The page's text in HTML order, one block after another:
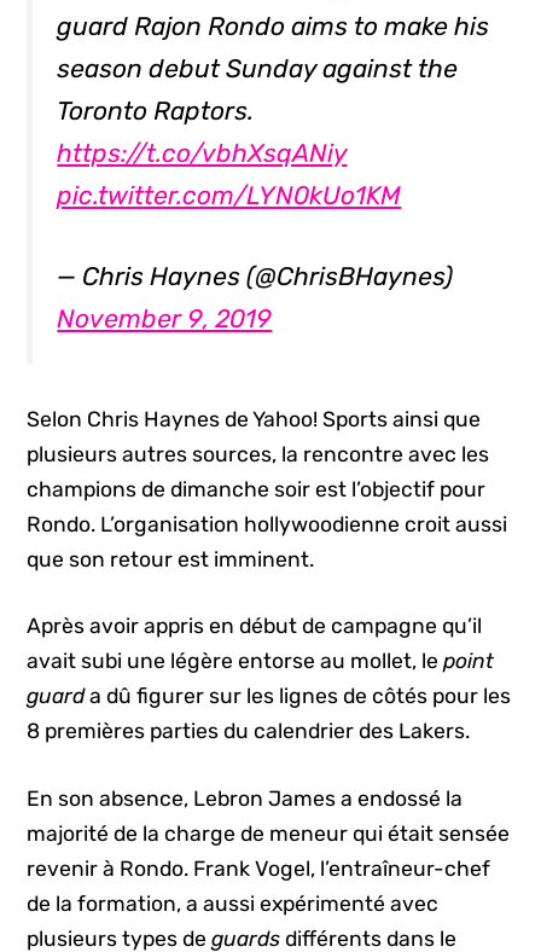
guard Rajon Rondo aims to make his
season debut Sunday against the
Toronto Raptors.
https://t.co/vbhXsqANiy
pic.twitter.com/LYN0kUo1KM
— Chris Haynes (@ChrisBHaynes)
November 9, 2019
Selon Chris Haynes de Yahoo! Sports ainsi que
plusieurs autres sources, la rencontre avec les
champions de dimanche soir est l’objectif pour
Rondo. L’organisation hollywoodienne croit aussi
que son retour est imminent.
Après avoir appris en début de campagne qu’il
avait subi une légère entorse au mollet, lepoint
guarda dû figurer sur les lignes de côtés pour les
8 premières parties du calendrier des Lakers.
En son absence, Lebron James a endossé la
majorité de la charge de meneur qui était sensée
revenir à Rondo. Frank Vogel, l’entraîneur-chef
de la formation, a aussi expérimenté avec
plusieurs types deguards différents dans le